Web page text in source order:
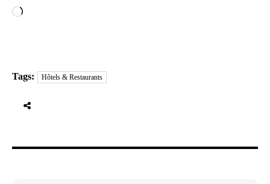
Chargement…
Tags: Hôtels & Restaurants